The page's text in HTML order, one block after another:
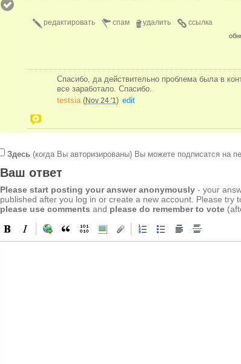
ссылка
удалить
спам
редактировать
Спасибо, да действительно проблема была в
все заработало. Спасибо.
testsia (Nov 24 '1) edit
Здесь (когда Вы авторизированы) Вы можете подписатся на
Ваш ответ
Please start posting your answer anonymously - your
published after you log in or create a new account. Please try
please use comments and please do remember to vote